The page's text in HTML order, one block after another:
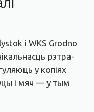
і WKS Grodno
рэтра-
у копіях
і мяч — у тым